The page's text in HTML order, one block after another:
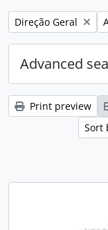
Remove filter:
Direção Geral
Advanced
Print preview
Sort